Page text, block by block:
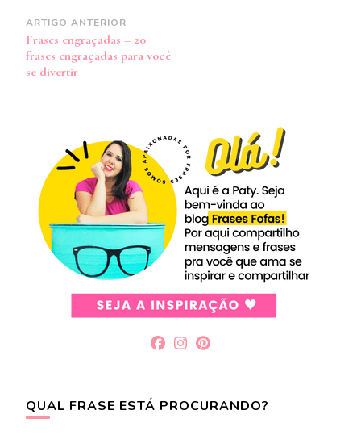
Navegação
de
post
ARTIGO ANTERIOR
Frases engraçadas – 20
frases engraçadas para você
se divertir
QUAL FRASE ESTÁ PROCURANDO?